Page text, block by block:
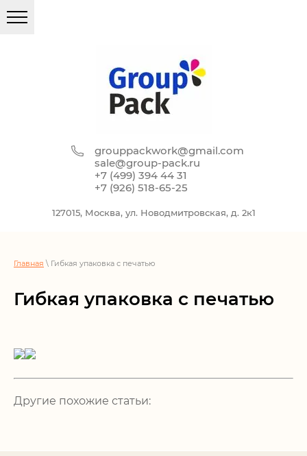
grouppackwork@gmail.com
sale@group-pack.ru
+7 (499) 394 44 31
+7 (926) 518-65-25
127015, Москва, ул. Новодмитровская, д. 2к1
Главная \ Гибкая упаковка с печатью
Гибкая упаковка с печатью
Другие похожие статьи: